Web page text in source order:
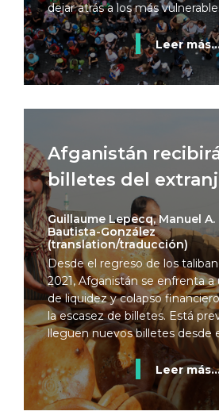
dejar atrás a los más
Leer
Afganistán
billetes del
Guillaume Lepecq, Manuel A.
Bautista-González
(translation/traducción)
Desde el regreso de los
2021, Afganistán se enfrenta a
de liquidez y colapso
la escasez de billetes. Está
lleguen nuevos billetes desde
Leer